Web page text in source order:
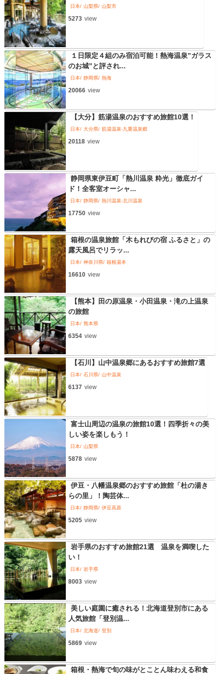
日本 山梨県 山梨市
5273 view
１日限定４組のみ宿泊可能！熱海温泉”ガラス
のお城”と評され...
日本 静岡県 熱海
20066 view
【大分】筋湯温泉のおすすめ旅館10選！
日本 大分県 筋湯温泉-九重温泉郷
20118 view
静岡県東伊豆町「熱川温泉 粋光」徹底ガイ
ド！全客室オーシャ...
日本 静岡県 熱川温泉-北川温泉
17750 view
箱根の温泉旅館「木もれびの宿 ふるさと」の
露天風呂でリラッ...
日本 神奈川県 箱根湯本
16610 view
【熊本】田の原温泉・小田温泉・滝の上温泉
の旅館
日本 熊本県
6354 view
【石川】山中温泉郷にあるおすすめ旅館7選
日本 石川県 山中温泉
6137 view
富士山周辺の温泉の旅館10選！四季折々の美
しい姿を楽しもう！
日本 山梨県
5878 view
伊豆・八幡温泉郷のおすすめ旅館「杜の湯き
らの里」！陶芸体...
日本 静岡県 伊豆高原
5205 view
岩手県のおすすめ旅館21選 温泉を満喫した
い！
日本 岩手県
8003 view
美しい庭園に癒される！北海道登別市にある
人気旅館「登別温...
日本 北海道 登別
5869 view
箱根・熱海で旬の味がとことん味わえる和食